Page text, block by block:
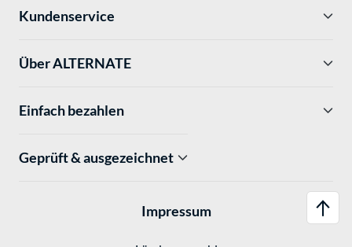
Kundenservice
Über ALTERNATE
Einfach bezahlen
Geprüft & ausgezeichnet
Impressum